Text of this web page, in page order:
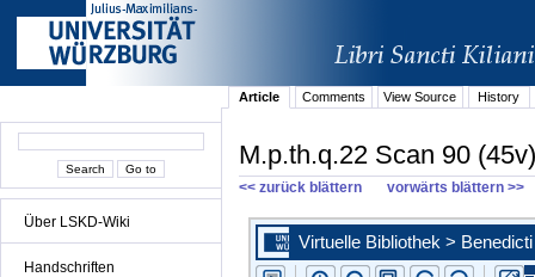
Über LSKD-Wiki
Handschriften
Article Comments View Source History
M.p.th.q.22 Scan 90 (45v)
<< zurück blättern vorwärts blättern >>